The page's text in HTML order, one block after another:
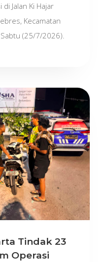
Jalan Ki Hajar
Kecamatan
(25/7/2026).
Tindak 23
Operasi